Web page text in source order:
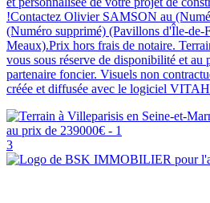
!Contactez Olivier SAMSON au
(Numéro supprimé) (Pavillons d'Île-de-
Meaux).Prix hors frais de notaire.
vous sous réserve de disponibilité et au
partenaire foncier. Visuels non
créée et diffusée avec le logiciel
3